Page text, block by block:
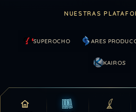
NUESTRAS
SUPEROCHO ARES
KAIROS